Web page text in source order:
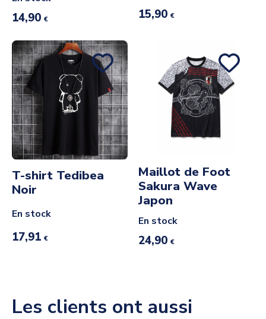
14,90 € 15,90 €
T-shirt Tedibea
Noir
En stock
17,91 €
Maillot de Foot
Sakura Wave
Japon
En stock
24,90 €
Les clients ont aussi